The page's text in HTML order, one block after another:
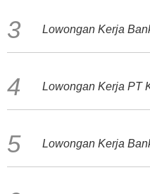
Lowongan Kerja
Lowongan Kerja PT
Lowongan Kerja